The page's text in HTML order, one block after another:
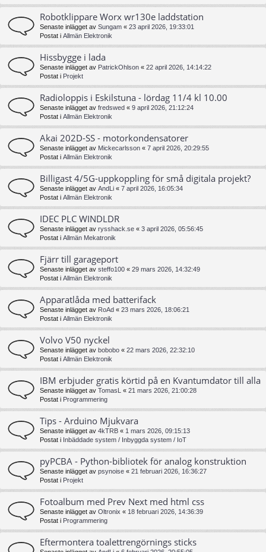
Robotklippare Worx wr130e laddstation
Senaste inlägget av Sungam « 23 april 2026, 19:33:01
Postat i Allmän Elektronik
Hissbygge i lada
Senaste inlägget av PatrickOhlson « 22 april 2026, 14:14:22
Postat i Projekt
Radioloppis i Eskilstuna - lördag 11/4 kl 10.00
Senaste inlägget av fredswed « 9 april 2026, 21:12:24
Postat i Allmän Elektronik
Akai 202D-SS - motorkondensatorer
Senaste inlägget av Mickecarlsson « 7 april 2026, 20:29:55
Postat i Allmän Elektronik
Billigast 4/5G-uppkoppling för små digitala projekt?
Senaste inlägget av AndLi « 7 april 2026, 16:05:34
Postat i Allmän Elektronik
IDEC PLC WINDLDR
Senaste inlägget av rysshack.se « 3 april 2026, 05:56:45
Postat i Allmän Mekatronik
Fjärr till garageport
Senaste inlägget av steffo100 « 29 mars 2026, 14:32:49
Postat i Allmän Elektronik
Apparatlåda med batterifack
Senaste inlägget av RoAd « 23 mars 2026, 18:06:21
Postat i Allmän Elektronik
Volvo V50 nyckel
Senaste inlägget av bobobo « 22 mars 2026, 22:32:10
Postat i Allmän Elektronik
IBM erbjuder gratis körtid på en Kvantumdator till alla
Senaste inlägget av TomasL « 21 mars 2026, 21:00:28
Postat i Programmering
Tips - Arduino Mjukvara
Senaste inlägget av 4kTRB « 1 mars 2026, 09:15:13
Postat i Inbäddade system / Inbyggda system / IoT
pyPCBA - Python-bibliotek för analog konstruktion
Senaste inlägget av psynoise « 21 februari 2026, 16:36:27
Postat i Projekt
Fotoalbum med Prev Next med html css
Senaste inlägget av Oltronix « 18 februari 2026, 14:36:39
Postat i Programmering
Eftermontera toalettrengörnings sticks